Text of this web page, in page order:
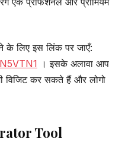
लिए इस लिंक पर जाएँ:
। इसके अलावा आप
विजिट कर सकते हैं और लोगो
Tool